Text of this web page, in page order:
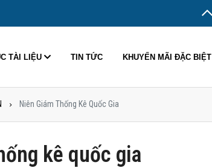
TÀI LIỆU TIN TỨC KHUYẾN MÃI ĐẶC BIỆT
Niên Giám Thống Kê Quốc Gia
kê quốc gia